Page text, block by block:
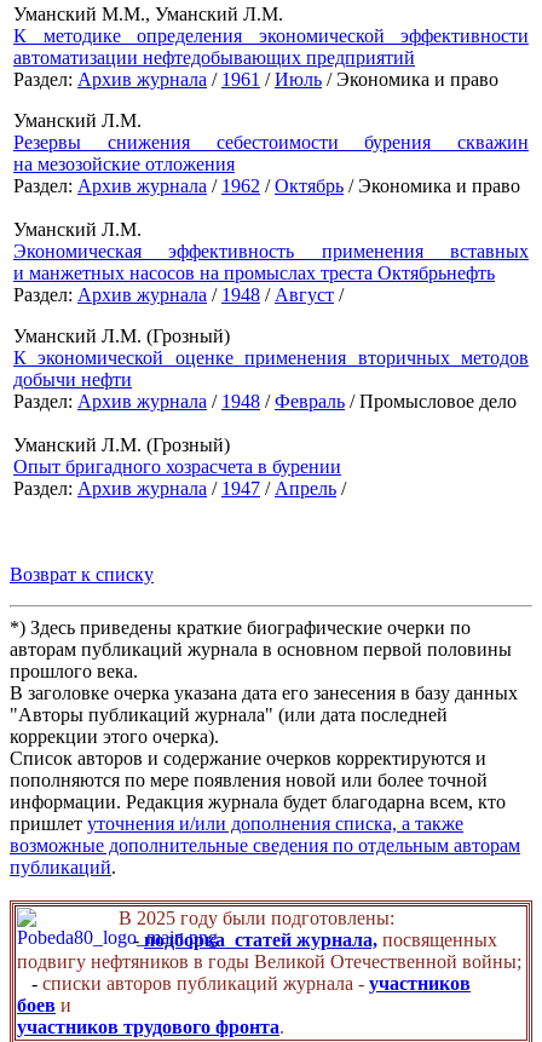
Уманский М.М., Уманский Л.М.
К методике определения экономической эффективности
автоматизации нефтедобывающих предприятий
Раздел: Архив журнала / 1961 /Июль / Экономика и право
Уманский Л.М.
Резервы снижения себестоимости бурения скважин
на мезозойские отложения
Раздел: Архив журнала / 1962 /Октябрь / Экономика и право
Уманский Л.М.
Экономическая эффективность применения вставных
и манжетных насосов на промыслах треста Октябрьнефть
Раздел: Архив журнала / 1948 / Август /
Уманский Л.М. (Грозный)
К экономической оценке применения вторичных методов
добычи нефти
Раздел: Архив журнала / 1948 /Февраль / Промысловое дело
Уманский Л.М. (Грозный)
Опыт бригадного хозрасчета в бурении
Раздел: Архив журнала / 1947 / Апрель /
Возврат к списку
*) Здесь приведены краткие биографические очерки по
авторам публикаций журнала в основном первой половины
прошлого века.
В заголовке очерка указана дата его занесения в базу данных
"Авторы публикаций журнала" (или дата последней
коррекции этого очерка).
Список авторов и содержание очерков корректируются и
пополняются по мере появления новой или более точной
информации. Редакция журнала будет благодарна всем, кто
пришлет уточнения и/или дополнения списка, а также
возможные дополнительные сведения по отдельным авторам
публикаций.
В 2025 году были подготовлены:
- подборка статей журнала, посвященных
подвигу нефтяников в годы Великой Отечественной войны;
- списки авторов публикаций журнала - участников
боев и
участников трудового фронта.